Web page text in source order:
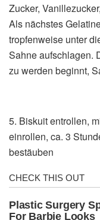
Zucker,
Als nächstes
tropfenweise unter
Sahne aufschlagen.
zu werden beginnt,
5. Biskuit entrollen,
einrollen, ca. 3
bestäuben